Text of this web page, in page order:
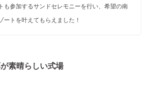
も参加するサンドセレモニーを行い、希望の南
ートを叶えてもらえました！
素晴らしい式場